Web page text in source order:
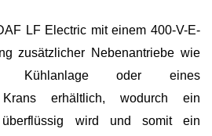
LF Electric mit einem 400-V-E-
zusätzlicher Nebenantriebe wie
Kühlanlage oder eines
Krans erhältlich, wodurch ein
überflüssig wird und somit ein